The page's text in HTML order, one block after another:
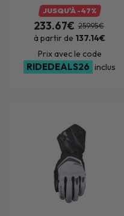
JUSQU'À -47%
233.67€ 259.95€
à partir de 137.14€
Prix avec le code
RIDEDEALS26 inclus